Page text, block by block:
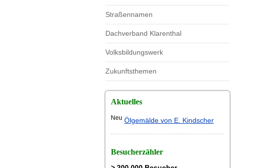
Straßennamen
Dachverband Klarenthal
Volksbildungswerk
Zukunftsthemen
Aktuelles
Neu Ölgemälde von E. Kindscher
Besucherzähler